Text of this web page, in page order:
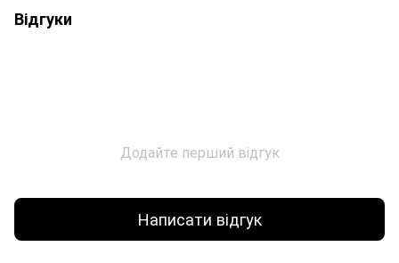
Відгуки
Додайте перший відгук
Написати відгук